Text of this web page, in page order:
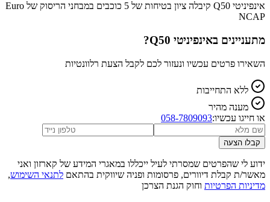
אינפיניטי Q50 קיבלה ציון בטיחות של 5 כוכבים במבחני הריסוק של Euro
NCAP
מתעניינים באינפיניטי Q50 ?
השאירו פרטים עכשיו ונעזור לכם לקבל הצעת רלוונטיות
ללא התחייבות
מענה מהיר
או חייגו עכשיו:058-7809093
קבלו הצעה
ידוע לי שהפרטים שמסרתי לעיל ייכללו במאגרי המידע של קארזון ואני
מאשר/ת קבלת דיוורים, פרסומות ופניה שיווקית בהתאם לתנאי השימוש,
מדיניות הפרטיות וחוק הגנת הצרכן